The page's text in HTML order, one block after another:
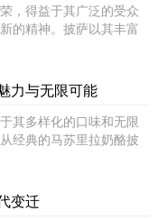
，得益于其广泛的受众
的精神。披萨以其丰富
力与无限可能
其多样化的口味和无限
经典的马苏里拉奶酪披
变迁